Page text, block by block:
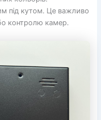
під кутом. Це важливо
контролю камер.